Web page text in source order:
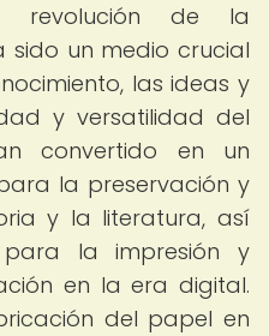
revolución de la
sido un medio crucial
las ideas y
y versatilidad del
convertido en un
la preservación y
y la literatura, así
la impresión y
en la era digital.
del papel en